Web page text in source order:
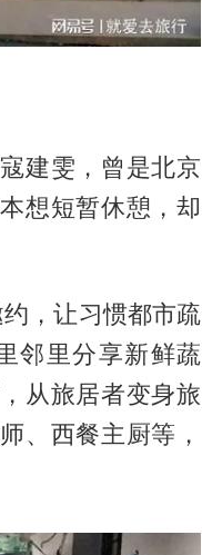
建雯，曾是北京
想短暂休憩，却
，让习惯都市疏
邻里分享新鲜蔬
从旅居者变身旅
、西餐主厨等，